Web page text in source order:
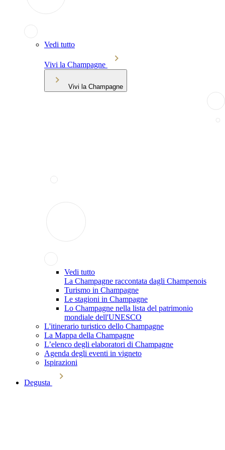
Vedi tutto
Vivi la Champagne
Vivi la Champagne
Vedi tutto
La Champagne raccontata dagli Champenois
Turismo in Champagne
Le stagioni in Champagne
Lo Champagne nella lista del patrimonio
mondiale dell'UNESCO
L'itinerario turistico dello Champagne
La Mappa della Champagne
L’elenco degli elaboratori di Champagne
Agenda degli eventi in vigneto
Ispirazioni
Degusta